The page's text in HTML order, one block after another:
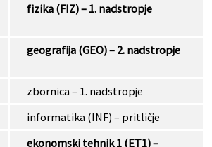
fizika (FIZ) – 1. nadstropje
geografija (GEO) – 2. nadstropje
zbornica – 1. nadstropje
informatika (INF) – pritličje
ekonomski tehnik 1 (ET1) –